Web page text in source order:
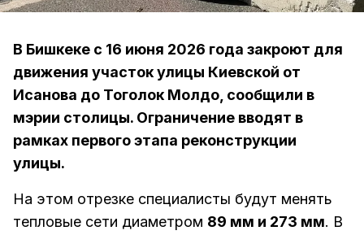
В Бишкеке с 16 июня 2026 года закроют для
движения участок улицы Киевской от
Исанова до Тоголок Молдо, сообщили в
мэрии столицы. Ограничение вводят в
рамках первого этапа реконструкции
улицы.
На этом отрезке специалисты будут менять
тепловые сети диаметром 89 мм и 273 мм. В